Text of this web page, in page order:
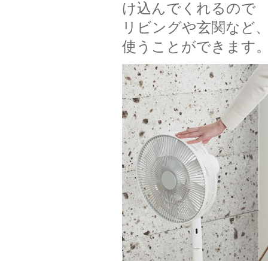
け込んでくれるので
リビングや玄関など
使うことができます